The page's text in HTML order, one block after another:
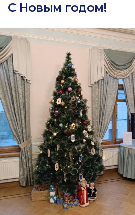
С Новым годом!